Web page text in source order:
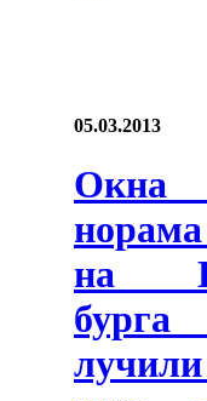
05.03.2013
на